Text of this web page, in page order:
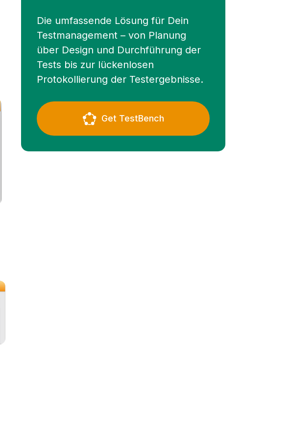
Die umfassende Lösung für Dein
Testmanagement – von Planung
über Design und Durchführung der
Tests bis zur lückenlosen
Protokollierung der Testergebnisse.
Get TestBench